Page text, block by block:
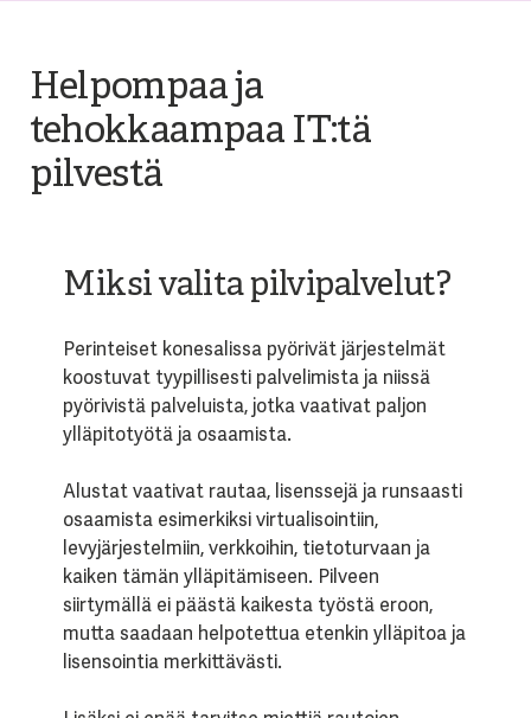
Helpompaa ja
tehokkaampaa IT:tä
pilvestä
Miksi valita pilvipalvelut?
Perinteiset konesalissa pyörivät järjestelmät
koostuvat tyypillisesti palvelimista ja niissä
pyörivistä palveluista, jotka vaativat paljon
ylläpitotyötä ja osaamista.
Alustat vaativat rautaa, lisenssejä ja runsaasti
osaamista esimerkiksi virtualisointiin,
levyjärjestelmiin, verkkoihin, tietoturvaan ja
kaiken tämän ylläpitämiseen. Pilveen
siirtymällä ei päästä kaikesta työstä eroon,
mutta saadaan helpotettua etenkin ylläpitoa ja
lisensointia merkittävästi.